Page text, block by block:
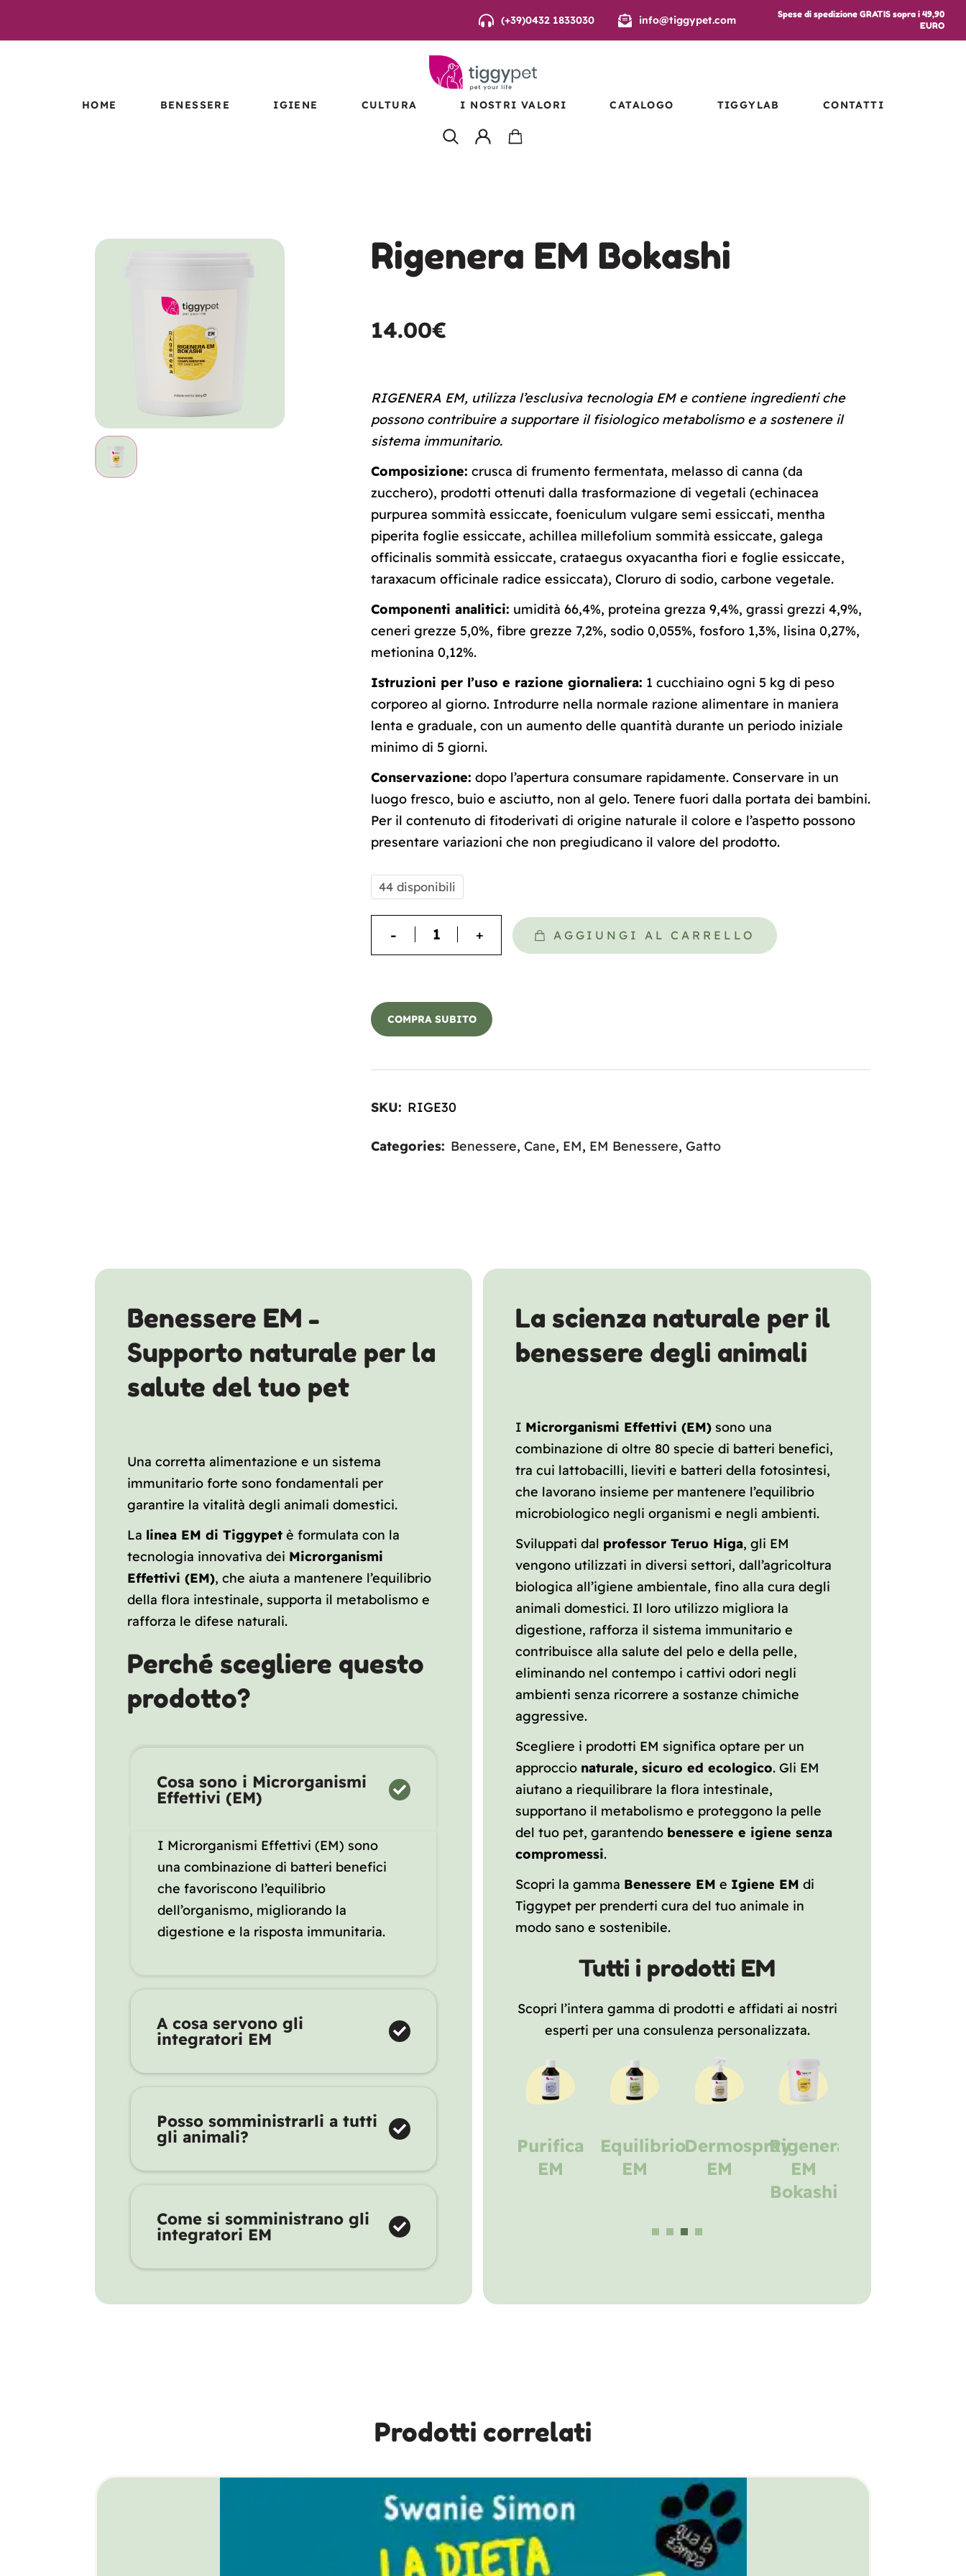
(+39)0432 1833030 info@tiggypet.com
Spese di spedizione GRATIS sopra i 49,90
EURO
HOME BENESSERE
LINEA CBD
IGIENE CULTURA I NOSTRI VALORI CATALOGO TIGGYLAB CONTATTI
Rigenera EM Bokashi
14.00€
RIGENERA EM, utilizza l’esclusiva tecnologia EM e contiene ingredienti che
possono contribuire a supportare il fisiologico metabolismo e a sostenere il
sistema immunitario.
Composizione: crusca di frumento fermentata, melasso di canna (da
zucchero), prodotti ottenuti dalla trasformazione di vegetali (echinacea
purpurea sommità essiccate, foeniculum vulgare semi essiccati, mentha
piperita foglie essiccate, achillea millefolium sommità essiccate, galega
officinalis sommità essiccate, crataegus oxyacantha fiori e foglie essiccate,
taraxacum officinale radice essiccata), Cloruro di sodio, carbone vegetale.
Componenti analitici: umidità 66,4%, proteina grezza 9,4%, grassi grezzi 4,9%,
ceneri grezze 5,0%, fibre grezze 7,2%, sodio 0,055%, fosforo 1,3%, lisina 0,27%,
metionina 0,12%.
Istruzioni per l’uso e razione giornaliera: 1 cucchiaino ogni 5 kg di peso
corporeo al giorno. Introdurre nella normale razione alimentare in maniera
lenta e graduale, con un aumento delle quantità durante un periodo iniziale
minimo di 5 giorni.
Conservazione: dopo l’apertura consumare rapidamente. Conservare in un
luogo fresco, buio e asciutto, non al gelo. Tenere fuori dalla portata dei bambini.
Per il contenuto di fitoderivati di origine naturale il colore e l’aspetto possono
presentare variazioni che non pregiudicano il valore del prodotto.
44 disponibili
AGGIUNGI AL CARRELLO
BUY NOW
SKU: RIGE30
Categories: Benessere, Cane, EM, EM Benessere, Gatto
Benessere EM -
Supporto naturale per la
salute del tuo pet
Una corretta alimentazione e un sistema
immunitario forte sono fondamentali per
garantire la vitalità degli animali domestici.
La linea EM di Tiggypet è formulata con la
tecnologia innovativa dei Microrganismi
Effettivi (EM), che aiuta a mantenere l’equilibrio
della flora intestinale, supporta il metabolismo e
rafforza le difese naturali.
Perché scegliere questo
prodotto?
Cosa sono i Microrganismi
Effettivi (EM)
I Microrganismi Effettivi (EM) sono
una combinazione di batteri benefici
che favoriscono l’equilibrio
dell’organismo, migliorando la
digestione e la risposta immunitaria.
A cosa servono gli
integratori EM
Posso somministrarli a tutti
gli animali?
Come si somministrano gli
integratori EM
La scienza naturale per il
benessere degli animali
I Microrganismi Effettivi (EM) sono una
combinazione di oltre 80 specie di batteri benefici,
tra cui lattobacilli, lieviti e batteri della fotosintesi,
che lavorano insieme per mantenere l’equilibrio
microbiologico negli organismi e negli ambienti.
Sviluppati dal professor Teruo Higa, gli EM
vengono utilizzati in diversi settori, dall’agricoltura
biologica all’igiene ambientale, fino alla cura degli
animali domestici. Il loro utilizzo migliora la
digestione, rafforza il sistema immunitario e
contribuisce alla salute del pelo e della pelle,
eliminando nel contempo i cattivi odori negli
ambienti senza ricorrere a sostanze chimiche
aggressive.
Scegliere i prodotti EM significa optare per un
approccio naturale, sicuro ed ecologico. Gli EM
aiutano a riequilibrare la flora intestinale,
supportano il metabolismo e proteggono la pelle
del tuo pet, garantendo benessere e igiene senza
compromessi.
Scopri la gamma Benessere EM e Igiene EM di
Tiggypet per prenderti cura del tuo animale in
modo sano e sostenibile.
Tutti i prodotti EM
Scopri l’intera gamma di prodotti e affidati ai nostri
esperti per una consulenza personalizzata.
Purifica
EM
Equilibrio
EM
EM
Rigenera
EM
Equilibrio
EM
Dermospray
EM
Rigenera
EM
Purifica
EM
Prodotti correlati